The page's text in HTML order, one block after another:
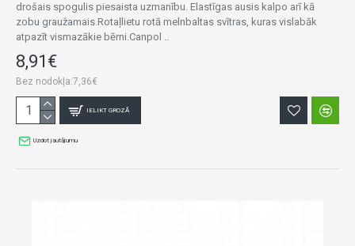
drošais spogulis piesaista uzmanību. Elastīgas ausis kalpo arī kā
zobu graužamais.Rotaļlietu rotā melnbaltas svītras, kuras vislabāk
atpazīt vismazākie bērni.Canpol ..
8,91€
Bez nodokļa:7,36€
IELIKT GROZĀ
Uzdot jautājumu